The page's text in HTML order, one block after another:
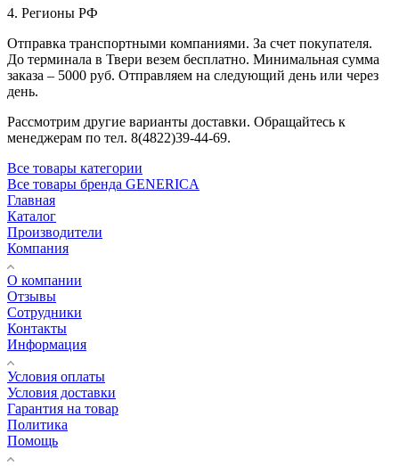
4. Регионы РФ
Отправка транспортными компаниями. За счет покупателя.
До терминала в Твери везем бесплатно. Минимальная сумма
заказа – 5000 руб. Отправляем на следующий день или через
день.
Рассмотрим другие варианты доставки. Обращайтесь к
менеджерам по тел. 8(4822)39-44-69.
Все товары категории
Все товары бренда GENERICA
Главная
Каталог
Производители
Компания
О компании
Отзывы
Сотрудники
Контакты
Информация
Условия оплаты
Условия доставки
Гарантия на товар
Политика
Помощь